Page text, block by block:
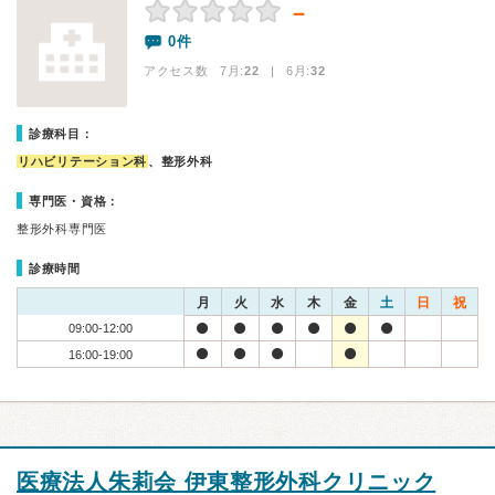
－
0件
アクセス数 7月:22 | 6月:32
診療科目：
リハビリテーション科 、整形外科
専門医・資格：
整形外科専門医
診療時間
月 火 水 木 金 土 日 祝
09:00-12:00
16:00-19:00
医療法人朱莉会 伊東整形外科クリニック